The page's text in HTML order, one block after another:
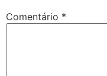
Comentário *